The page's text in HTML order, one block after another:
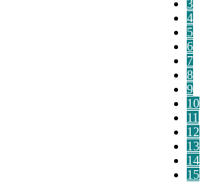
3
4
5
6
7
8
9
10
11
12
13
14
15